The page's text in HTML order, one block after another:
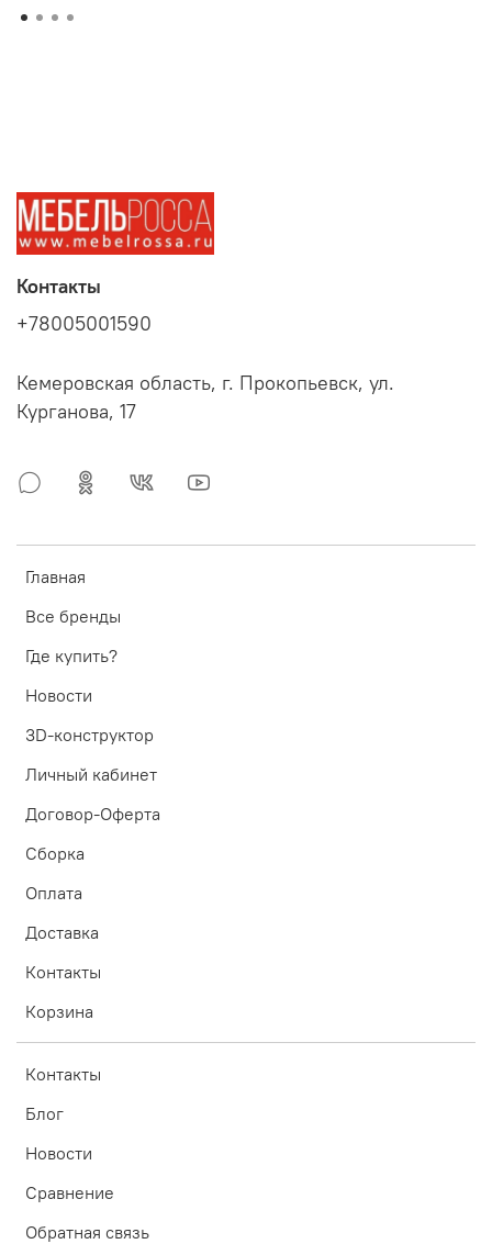
Главная
Все бренды
Где купить?
Новости
3D-конструктор
Личный кабинет
Договор-Оферта
Сборка
Оплата
Доставка
Контакты
Корзина
Контакты
Блог
Новости
Сравнение
Обратная связь
Контакты
+78005001590
Кемеровская область, г. Прокопьевск, ул.
Курганова, 17